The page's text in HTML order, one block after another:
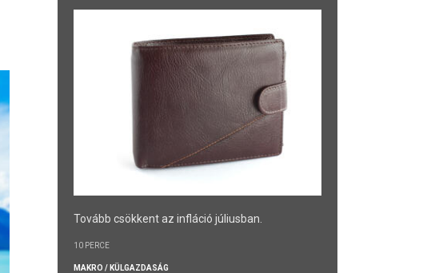
Tovább csökkent az infláció júliusban.
10 PERCE
MAKRO / KÜLGAZDASÁG